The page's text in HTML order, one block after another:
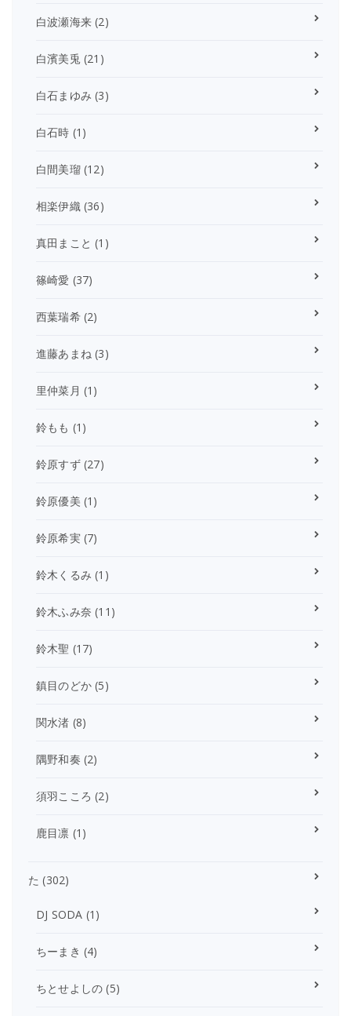
白波瀬海来 (2)
白濱美兎(21)
白石まゆみ (3)
白石時 (1)
白間美瑠(12)
相楽伊織(36)
真田まこと (1)
篠崎愛 (37)
西葉瑞希(2)
進藤あまね (3)
里仲菜月 (1)
鈴もも (1)
鈴原すず(27)
鈴原優美 (1)
鈴原希実(7)
鈴木くるみ (1)
鈴木ふみ奈 (11)
鈴木聖 (17)
鎮目のどか (5)
関水渚 (8)
隅野和奏 (2)
須羽こころ (2)
鹿目凛 (1)
た (302)
DJ SODA (1)
ちーまき (4)
ちとせよしの (5)